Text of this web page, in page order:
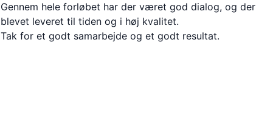
Gennem hele forløbet har der været god dialog, og der
blevet leveret til tiden og i høj kvalitet.
Tak for et godt samarbejde og et godt resultat.